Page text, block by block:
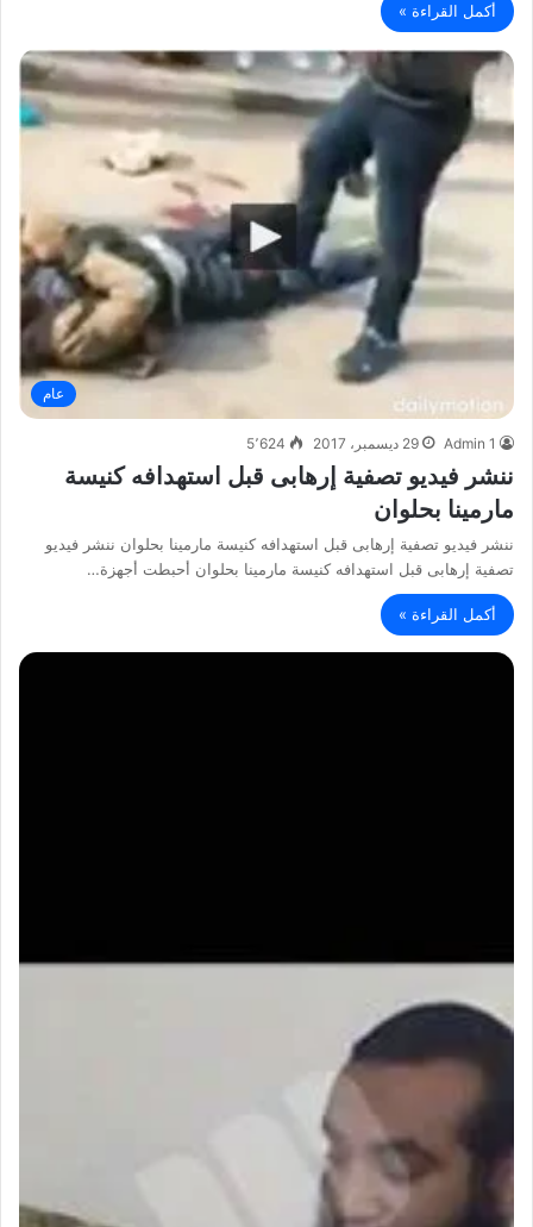
أكمل القراءة »
عام
Admin 1 29 ديسمبر، 2017 5٬624
ننشر فيديو تصفية إرهابى قبل استهدافه كنيسة
مارمينا بحلوان
ننشر فيديو تصفية إرهابى قبل استهدافه كنيسة مارمينا بحلوان ننشر فيديو
تصفية إرهابى قبل استهدافه كنيسة مارمينا بحلوان أحبطت أجهزة…
أكمل القراءة »